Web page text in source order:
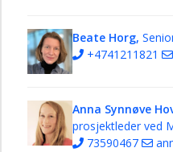
Beate Horg,
+4741211821
Anna Synnøve
prosjektleder ved
73590467